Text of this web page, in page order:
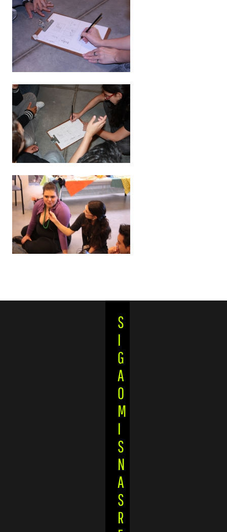
S
I
G
A
O
M
I
S
N
A
S
R